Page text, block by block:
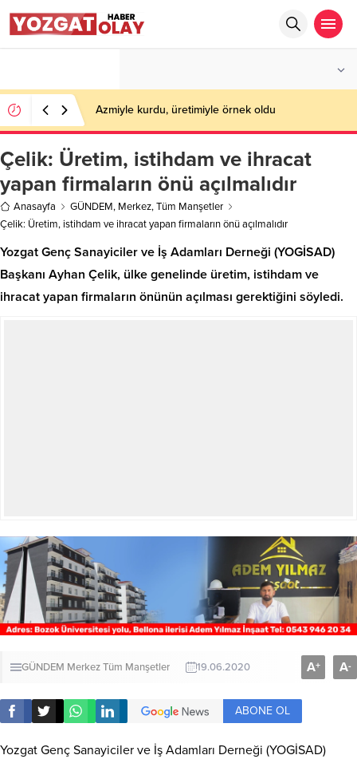
Azmiyle kurdu, üretimiyle örnek oldu
Çelik: Üretim, istihdam ve ihracat
yapan firmaların önü açılmalıdır
Anasayfa GÜNDEM, Merkez,Tüm Manşetler
Çelik: Üretim, istihdam ve ihracat yapan firmaların önü açılmalıdır
Yozgat Genç Sanayiciler ve İş Adamları Derneği (YOGİSAD)
Başkanı Ayhan Çelik, ülke genelinde üretim, istihdam ve
ihracat yapan firmaların önünün açılması gerektiğini söyledi.
GÜNDEM MerkezTüm Manşetler 19.06.2020 A+ A-
ABONE OL
Yozgat Genç Sanayiciler ve İş Adamları Derneği (YOGİSAD)